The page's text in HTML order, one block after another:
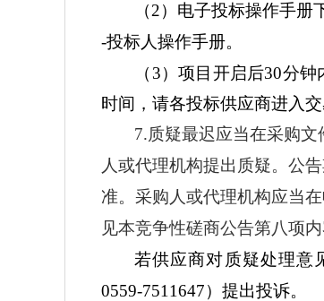
（2） 电子投标操作手册
-投标人操作手册。
（3）项目 开启后30分钟
时间，请各投标供应商进入
7.质疑最迟应当在采购
人或代理机构提出质疑。公
准。采购人或代理机构应当
见本竞争性磋商公告第八项内
若供应商对质疑处理意
0559-7511647）提出投诉。